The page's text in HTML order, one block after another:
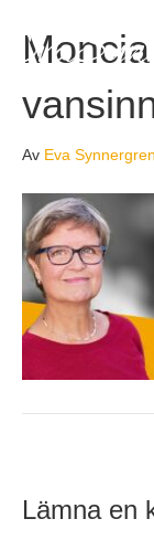
Av Eva Synnergren
Lämna en